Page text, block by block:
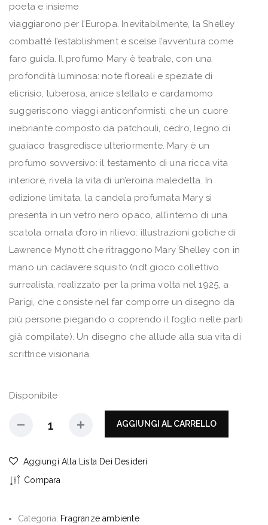
poeta e insieme
viaggiarono per l’Europa. Inevitabilmente, la Shelley
combatté l’establishment e scelse l’avventura come
faro guida. Il profumo Mary è teatrale, con una
profondità luminosa: note floreali e speziate di
elicrisio, tuberosa, anice stellato e cardamomo
suggeriscono viaggi anticonformisti, che un cuore
inebriante composto da patchouli, cedro, legno di
guaiaco trasgredisce ulteriormente. Mary è un
profumo sovversivo: il testamento di una ricca vita
interiore, rivela la vita di un’eroina maledetta. In
edizione limitata, la candela profumata Mary si
presenta in un vetro nero opaco, all’interno di una
scatola ornata d’oro in rilievo: illustrazioni gotiche di
Lawrence Mynott che ritraggono Mary Shelley con in
mano un cadavere squisito (ndt gioco collettivo
surrealista, realizzato per la prima volta nel 1925, a
Parigi, che consiste nel far comporre un disegno da
più persone piegando o coprendo il foglio nelle parti
già compilate). Un disegno che allude alla sua vita di
scrittrice visionaria.
Disponibile
AGGIUNGI AL CARRELLO
Aggiungi Alla Lista Dei Desideri
Compara
Categoria: Fragranze ambiente